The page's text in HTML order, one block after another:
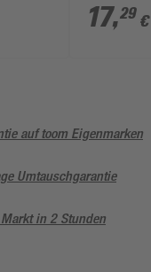
cm
17,29 €
auf toom Eigenmarken
Umtauschgarantie
in 2 Stunden